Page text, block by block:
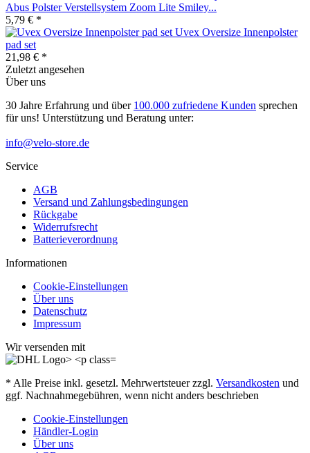
Abus Polster Verstellsystem Zoom Lite Smiley...
5,79 € *
Uvex Oversize Innenpolster
pad set
21,98 € *
Zuletzt angesehen
Über uns
30 Jahre Erfahrung und über 100.000 zufriedene Kunden sprechen
für uns! Unterstützung und Beratung unter:
info@velo-store.de
Service
AGB
Versand und Zahlungsbedingungen
Rückgabe
Widerrufsrecht
Batterieverordnung
Informationen
Cookie-Einstellungen
Über uns
Datenschutz
Impressum
Wir versenden mit
* Alle Preise inkl. gesetzl. Mehrwertsteuer zzgl. Versandkosten und
ggf. Nachnahmegebühren, wenn nicht anders beschrieben
Cookie-Einstellungen
Händler-Login
Über uns